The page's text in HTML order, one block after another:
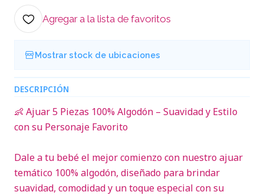
Agregar a la lista de favoritos
Mostrar stock de ubicaciones
DESCRIPCIÓN
👶 Ajuar 5 Piezas 100% Algodón – Suavidad y Estilo
con su Personaje Favorito
Dale a tu bebé el mejor comienzo con nuestro ajuar
temático 100% algodón, diseñado para brindar
suavidad, comodidad y un toque especial con su